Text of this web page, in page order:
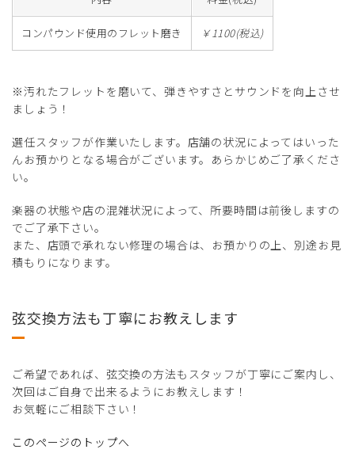
コンパウンド使用のフレット磨き ￥1100(税込)
※汚れたフレットを磨いて、弾きやすさとサウンドを向上させ
ましょう！
選任スタッフが作業いたします。店舗の状況によってはいった
んお預かりとなる場合がございます。あらかじめご了承くださ
い。
楽器の状態や店の混雑状況によって、所要時間は前後しますの
でご了承下さい。
また、店頭で承れない修理の場合は、お預かりの上、別途お見
積もりになります。
弦交換方法も丁寧にお教えします
ご希望であれば、弦交換の方法もスタッフが丁寧にご案内し、
次回はご自身で出来るようにお教えします！
お気軽にご相談下さい！
このページのトップへ